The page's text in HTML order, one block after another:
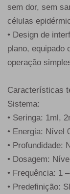
sem dor, sem
células
• Design de
plano, equipado
operação
Características
Sistema:
• Seringa: 1ml,
• Energia: Nível
• Profundidade:
• Dosagem:
• Frequência: 1
• Predefinição: